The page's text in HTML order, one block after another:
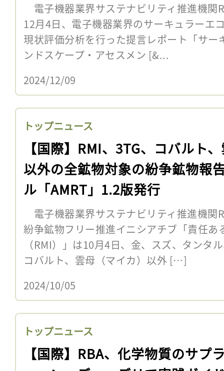
電子機器業界サステナビリティ推進機関
12月4日、電子機器業界のサーキュラーエ
現状評価分析を行った提言レポート「サ
ンドスケープ・アセスメン [&...
2024/12/09
トップニュース
【国際】RMI、3TG、コバルト
以外の全鉱物対象の紛争鉱物報
ル「AMRT」1.2版発行
電子機器業界サステナビリティ推進機関
紛争鉱物フリー推進イニシアチブ「責任あ
（RMI）」は10月4日、金、スズ、タンタ
コバルト、雲母（マイカ）以外 […]
2024/10/05
トップニュース
【国際】RBA、化学物質のサプ